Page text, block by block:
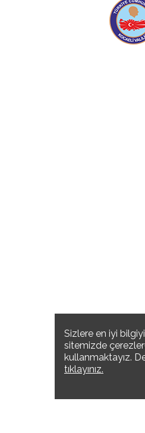
Sizlere en iyi
sitemizde
kullanmaktayız.
tıklayınız.